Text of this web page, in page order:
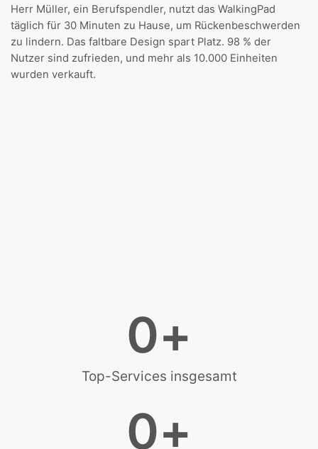
Herr Müller, ein Berufspendler, nutzt das WalkingPad
täglich für 30 Minuten zu Hause, um Rückenbeschwerden
zu lindern. Das faltbare Design spart Platz. 98 % der
Nutzer sind zufrieden, und mehr als 10.000 Einheiten
wurden verkauft.
Top-Services insgesamt
0+
0+